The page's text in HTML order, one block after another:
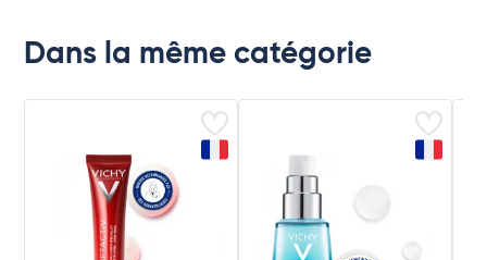
Dans la même catégorie